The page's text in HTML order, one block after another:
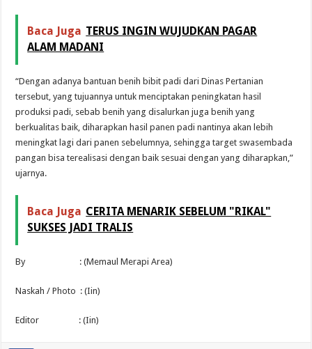
Baca Juga TERUS INGIN WUJUDKAN PAGAR
ALAM MADANI
“Dengan adanya bantuan benih bibit padi dari Dinas Pertanian
tersebut, yang tujuannya untuk menciptakan peningkatan hasil
produksi padi, sebab benih yang disalurkan juga benih yang
berkualitas baik, diharapkan hasil panen padi nantinya akan lebih
meningkat lagi dari panen sebelumnya, sehingga target swasembada
pangan bisa terealisasi dengan baik sesuai dengan yang diharapkan,”
ujarnya.
Baca Juga CERITA MENARIK SEBELUM "RIKAL"
SUKSES JADI TRALIS
By : (Memaul Merapi Area)
Naskah / Photo : (Iin)
Editor : (Iin)